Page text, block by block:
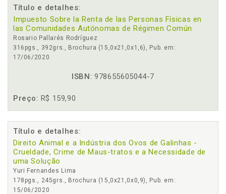
Título e detalhes:
Impuesto Sobre la Renta de las Personas Físicas en
las Comunidades Autónomas de Régimen Común
Rosario Pallarés Rodríguez
316pgs., 392grs., Brochura (15,0x21,0x1,6), Pub. em:
17/06/2020
ISBN: 978655605044-7
Preço: R$ 159,90
Título e detalhes:
Direito Animal e a Indústria dos Ovos de Galinhas -
Crueldade, Crime de Maus-tratos e a Necessidade de
uma Solução
Yuri Fernandes Lima
178pgs., 245grs., Brochura (15,0x21,0x0,9), Pub. em:
15/06/2020